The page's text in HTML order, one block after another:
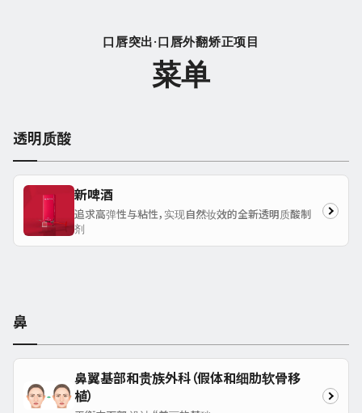
口唇突出·口唇外翻矫正项目
菜单
透明质酸
新啤酒
追求高弹性与粘性，实现自然妆效的全新透明质酸制
剂
鼻
鼻翼基部和贵族外科（假体和细肋软骨移
植）